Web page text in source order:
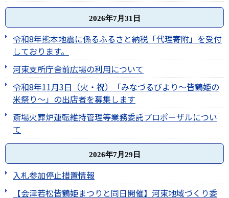
2026年7月31日
令和8年熊本地震に係るふるさと納税「代理寄附」を受付
しております。
河東支所庁舎前広場の利用について
令和8年11月3日（火・祝）「みなづるびより～皆鶴姫の
米祭り～」の出店者を募集します
斎場火葬炉運転維持管理等業務委託プロポーザルについ
て
2026年7月29日
入札参加停止措置情報
【会津若松皆鶴姫まつりと同日開催】河東地域づくり委